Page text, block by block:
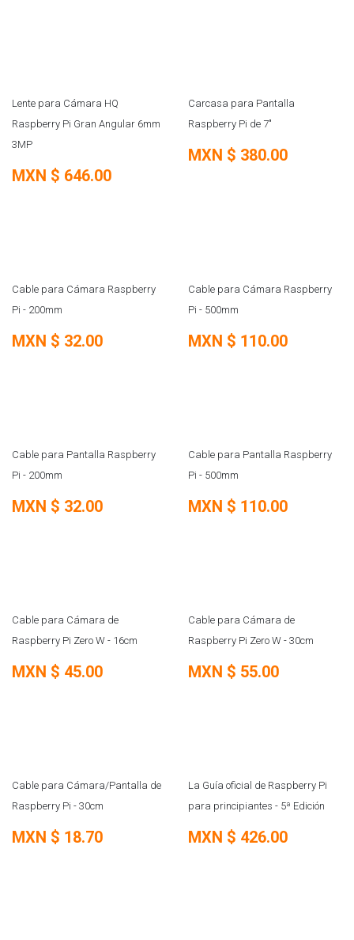
Lente para Cámara HQ
Raspberry Pi Gran Angular 6mm
3MP
MXN $ 646.00
Carcasa para Pantalla
Raspberry Pi de 7"
MXN $ 380.00
Cable para Cámara Raspberry
Pi - 200mm
MXN $ 32.00
Cable para Cámara Raspberry
Pi - 500mm
MXN $ 110.00
Cable para Pantalla Raspberry
Pi - 200mm
MXN $ 32.00
Cable para Pantalla Raspberry
Pi - 500mm
MXN $ 110.00
Cable para Cámara de
Raspberry Pi Zero W - 16cm
MXN $ 45.00
Cable para Cámara de
Raspberry Pi Zero W - 30cm
MXN $ 55.00
Cable para Cámara/Pantalla de
Raspberry Pi - 30cm
MXN $ 18.70
La Guía oficial de Raspberry Pi
para principiantes - 5ª Edición
MXN $ 426.00